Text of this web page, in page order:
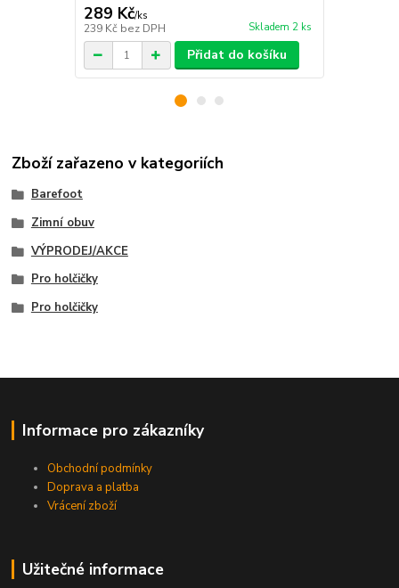
289 Kč/ks
239 Kč bez DPH Skladem 2 ks
Přidat do košíku
Zboží zařazeno v kategoriích
Barefoot
Zimní obuv
VÝPRODEJ/AKCE
Pro holčičky
Pro holčičky
Informace pro zákazníky
Obchodní podmínky
Doprava a platba
Vrácení zboží
Užitečné informace